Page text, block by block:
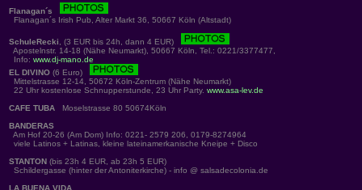
Flanagan´s
Flanagan´s Irish Pub, Alter Markt 36, 50667 Köln (Altstadt)
SchuleRecki, (3 EUR bis 24h, dann 4 EUR)
Apostelnstr. 14-18 (Nähe Neumarkt), 50667 Köln, Tel.: 0221/3377477,
Info: www.dj-mano.de
EL DIVINO (6 Euro)
Mittelstrasse 12-14, 50672 Köln-Zentrum (Nähe Neumarkt)
22 Uhr kostenlose Schnupperstunde, 23 Uhr Party. www.asa-lev.de
CAFE TUBA Moselstrasse 80 50674Köln
BANDERAS
Am Hof 20-26 (Am Dom) Info: 0221- 2579 206, 0179-8274964
viele Latinos + Latinas, kleine lateinamerkanische Kneipe + Disco
STANTON (bis 23h 4 EUR, ab 23h 5 EUR)
Schildergasse (hinter der Antoniterkirche) - info @ salsadecolonia.de